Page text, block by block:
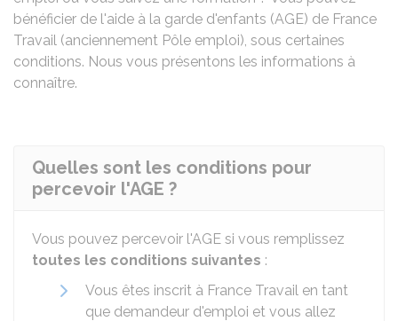
bénéficier de l'aide à la garde d'enfants (AGE) de France
Travail (anciennement Pôle emploi), sous certaines
conditions. Nous vous présentons les informations à
connaître.
Quelles sont les conditions pour
percevoir l'AGE ?
Vous pouvez percevoir l'AGE si vous remplissez
toutes les conditions suivantes :
Vous êtes inscrit à France Travail en tant
que demandeur d'emploi et vous allez